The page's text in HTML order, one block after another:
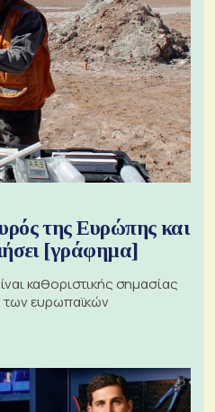
της Ευρώπης και
[γράφημα]
καθοριστικής σημασίας
των ευρωπαϊκών